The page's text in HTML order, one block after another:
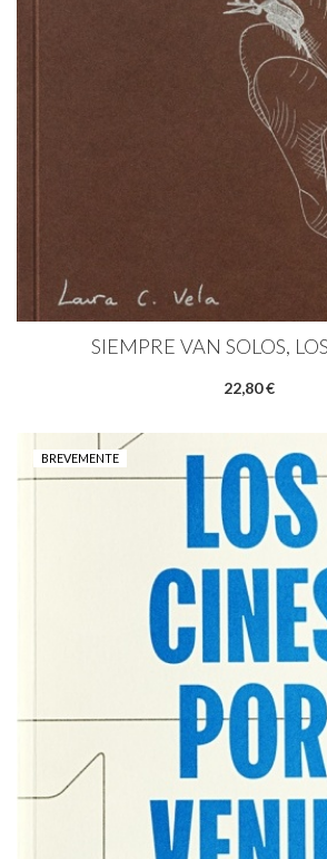
SIEMPRE VAN SOLOS,
22,80 €
BREVEMENTE